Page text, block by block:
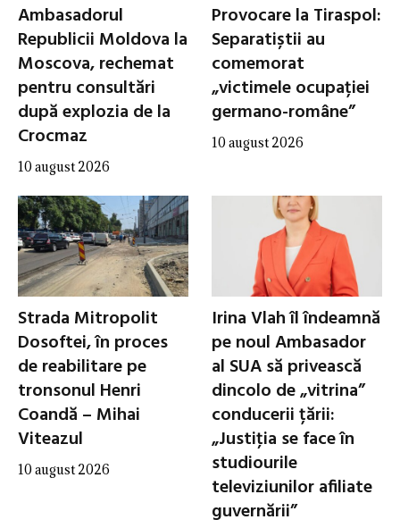
Ambasadorul
Republicii Moldova la
Moscova, rechemat
pentru consultări
după explozia de la
Crocmaz
10 august 2026
Provocare la Tiraspol:
Separatiștii au
comemorat
„victimele ocupației
germano-române”
10 august 2026
Strada Mitropolit
Dosoftei, în proces
de reabilitare pe
tronsonul Henri
Coandă – Mihai
Viteazul
10 august 2026
Irina Vlah îl îndeamnă
pe noul Ambasador
al SUA să privească
dincolo de „vitrina”
conducerii țării:
„Justiţia se face în
studiourile
televiziunilor afiliate
guvernării”